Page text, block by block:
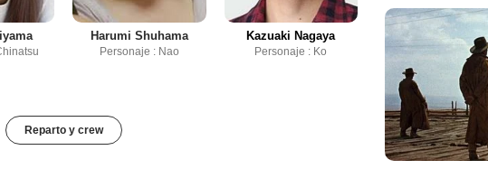
Harumi Shuhama
Personaje : Nao
Kazuaki Nagaya
Personaje : Ko
Reparto y crew